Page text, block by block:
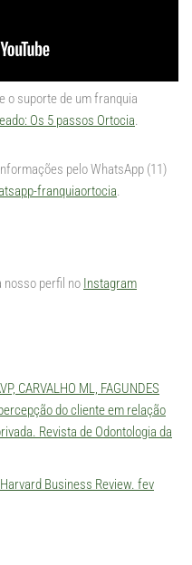
o suporte de um franquia
Os 5 passos Ortocia.
pelo WhatsApp (11)
franquiaortocia.
nosso perfil no Instagram
CARVALHO ML, FAGUNDES
do cliente em relação
Revista de Odontologia da
Business Review. fev